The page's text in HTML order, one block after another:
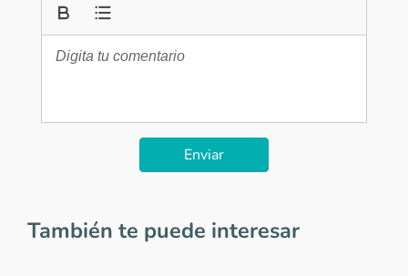
Enviar
También te puede interesar